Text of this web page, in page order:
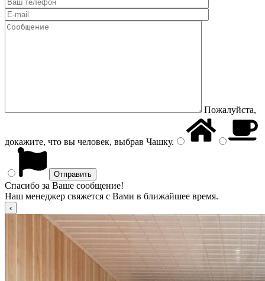
Пожалуйста,
докажите, что вы человек, выбрав Чашку.
Спасибо за Ваше сообщение!
Наш менеджер свяжется с Вами в ближайшее время.